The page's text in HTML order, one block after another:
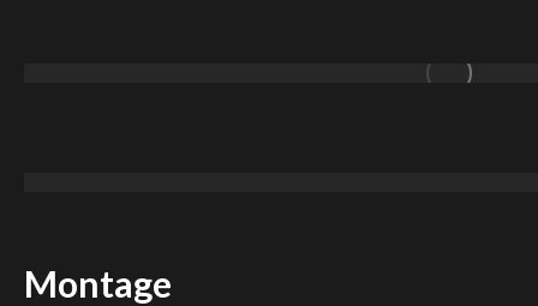
Montage